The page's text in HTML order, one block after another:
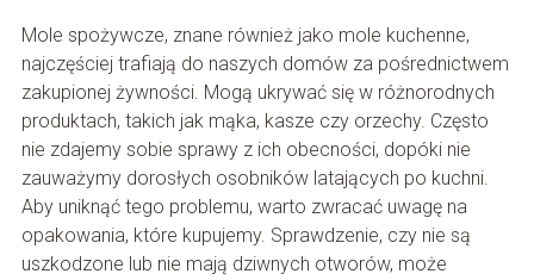
Mole spożywcze, znane również jako mole kuchenne,
najczęściej trafiają do naszych domów za pośrednictwem
zakupionej żywności. Mogą ukrywać się w różnorodnych
produktach, takich jak mąka, kasze czy orzechy. Często
nie zdajemy sobie sprawy z ich obecności, dopóki nie
zauważymy dorosłych osobników latających po kuchni.
Aby uniknąć tego problemu, warto zwracać uwagę na
opakowania, które kupujemy. Sprawdzenie, czy nie są
uszkodzone lub nie mają dziwnych otworów, może